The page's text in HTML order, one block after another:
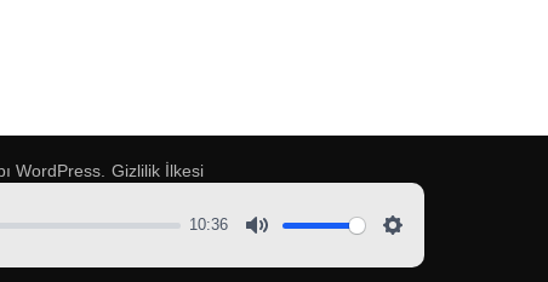
WordPress. Gizlilik İlkesi
10:36